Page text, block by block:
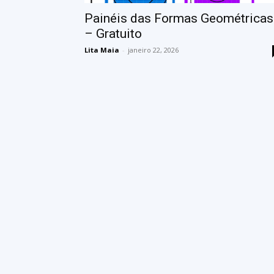
Painéis das Formas Geométricas
– Gratuito
Lita Maia - janeiro 22, 2026